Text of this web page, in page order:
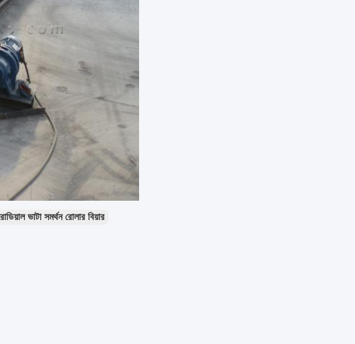
ভাটা সমর্থন রোলার বিয়ার